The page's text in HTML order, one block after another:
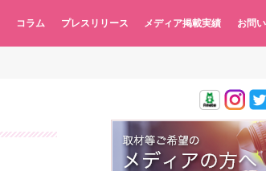
コラム プレスリリース メディア掲載実績 お問